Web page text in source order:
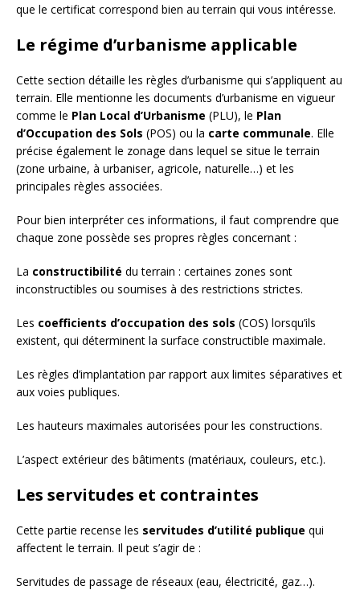
que le certificat correspond bien au terrain qui vous intéresse.
Le régime d’urbanisme applicable
Cette section détaille les règles d’urbanisme qui s’appliquent au
terrain. Elle mentionne les documents d’urbanisme en vigueur
comme le Plan Local d’Urbanisme (PLU), le Plan
d’Occupation des Sols (POS) ou la carte communale. Elle
précise également le zonage dans lequel se situe le terrain
(zone urbaine, à urbaniser, agricole, naturelle…) et les
principales règles associées.
Pour bien interpréter ces informations, il faut comprendre que
chaque zone possède ses propres règles concernant :
La constructibilité du terrain : certaines zones sont
inconstructibles ou soumises à des restrictions strictes.
Les coefficients d’occupation des sols (COS) lorsqu’ils
existent, qui déterminent la surface constructible maximale.
Les règles d’implantation par rapport aux limites séparatives et
aux voies publiques.
Les hauteurs maximales autorisées pour les constructions.
L’aspect extérieur des bâtiments (matériaux, couleurs, etc.).
Les servitudes et contraintes
Cette partie recense les servitudes d’utilité publique qui
affectent le terrain. Il peut s’agir de :
Servitudes de passage de réseaux (eau, électricité, gaz…).